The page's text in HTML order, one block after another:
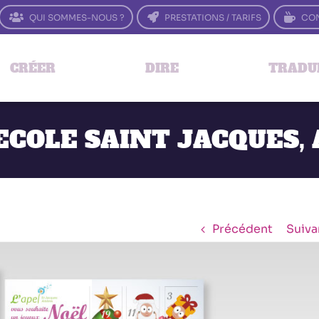
QUI SOMMES-NOUS ? PRESTATIONS / TARIFS
CRÉER DIRE
SAINT
Précédent